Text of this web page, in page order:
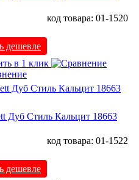
код товара: 01-1520
дешевле
в 1 клик
Дуб Стиль Кальцит 18663
код товара: 01-1522
дешевле